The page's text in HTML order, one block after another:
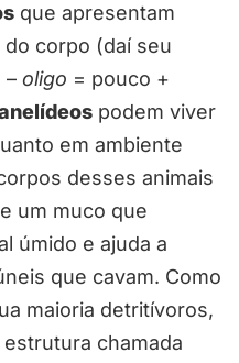
que apresentam
corpo (daí seu
– oligo = pouco +
podem viver
em ambiente
desses animais
um muco que
úmido e ajuda a
que cavam. Como
maioria detritívoros,
chamada